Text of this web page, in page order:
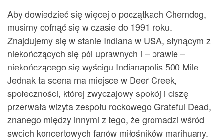
Aby dowiedzieć się więcej o początkach Chemdog,
musimy cofnąć się w czasie do 1991 roku.
Znajdujemy się w stanie Indiana w USA, słynącym z
niekończących się pól uprawnych i – prawie –
niekończącego się wyścigu Indianapolis 500 Mile.
Jednak ta scena ma miejsce w Deer Creek,
społeczności, której zwyczajowy spokój i ciszę
przerwała wizyta zespołu rockowego Grateful Dead,
znanego między innymi z tego, że gromadzi wśród
swoich koncertowych fanów miłośników marihuany.